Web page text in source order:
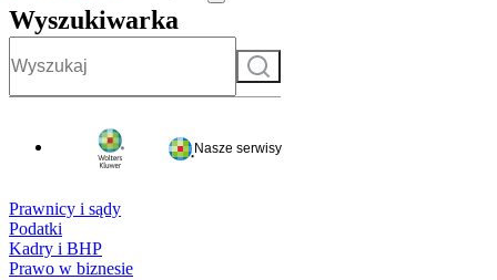
Wyszukiwarka
Szukaj
Nasze serwisy
Prawnicy i sądy
Podatki
Kadry i BHP
Prawo w biznesie